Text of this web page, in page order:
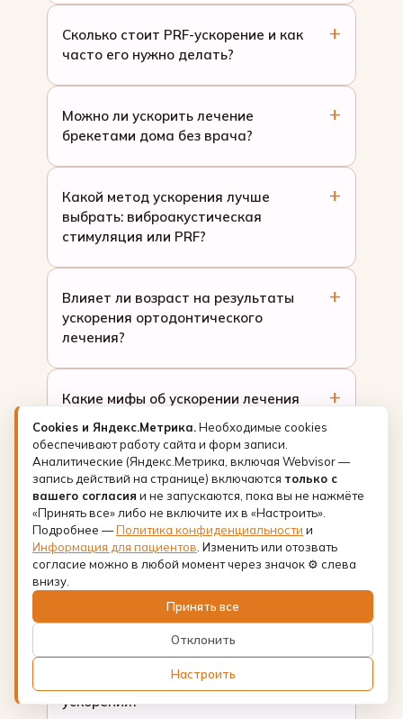
Сколько стоит PRF-ускорение и как
часто его нужно делать?
Можно ли ускорить лечение
брекетами дома без врача?
Какой метод ускорения лучше
выбрать: виброакустическая
стимуляция или PRF?
Влияет ли возраст на результаты
ускорения ортодонтического
лечения?
Какие мифы об ускорении лечения
брекетами не работают?
Может ли пьезохирургическое
ускорение привести к осложнениям?
Нужно ли дополнительное питание
или витамины для ускорения
лечения брекетами?
Сколько времени занимает
консультация для подбора метода
ускорения?
Cookies и Яндекс.Метрика.Необходимые cookies
обеспечивают работу сайта и форм записи.
Аналитические (Яндекс.Метрика, включая Webvisor —
запись действий на странице) включаются только с
вашего согласия и не запускаются, пока вы не нажмёте
«Принять все» либо не включите их в «Настроить».
Подробнее —Политика конфиденциальности и
Информация для пациентов . Изменить или отозвать
согласие можно в любой момент через значок ⚙ слева
внизу.
Принять все
Отклонить
Настроить